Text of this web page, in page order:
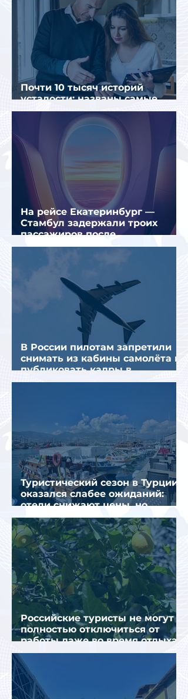
Почти 10 тысяч историй
усталости: названы самые
уставшие россияне
На рейсе Екатеринбург —
Стамбул задержали троих
пассажиров после
предполагаемой серии краж
В России пилотам запретили
снимать из кабины самолёта и
публиковать кадры в
интернете
Туристический сезон в Турции
оказался слабее ожиданий:
отели снижают цены, но
загрузка остается низкой
Российские туристы не могут
полностью отключиться от
работы даже во время отдыха
в Турции